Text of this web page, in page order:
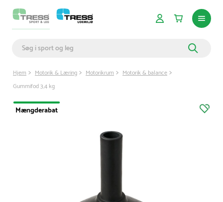
Hjem Motorik & Læring Motorikrum
Motorik & balance
Gummifod 3,4 kg
Mængderabat